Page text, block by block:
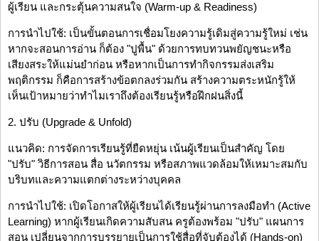
ผู้เรียน และกระตุ้นความสนใจ (Warm-up & Readiness)
การนำไปใช้: เป็นขั้นตอนการเชื่อมโยงความรู้เดิมสู่ความรู้ใหม่ เช่น
หากจะสอนการอ่าน ก็ต้อง "ปูพื้น" ด้วยการทบทวนพยัญชนะหรือ
เสียงสระให้แม่นยำก่อน หรือหากเป็นการทำกิจกรรมส่งเสริม
พฤติกรรม ก็คือการสร้างข้อตกลงร่วมกัน สร้างความตระหนักรู้ให้
เห็นเป้าหมายว่าทำไมเราถึงต้องเรียนรู้หรือฝึกฝนสิ่งนี้
2. ปรับ (Upgrade & Unfold)
แนวคิด: การจัดการเรียนรู้ที่ยืดหยุ่น เน้นผู้เรียนเป็นสำคัญ โดย
"ปรับ" วิธีการสอน สื่อ นวัตกรรม หรือสภาพแวดล้อมให้เหมาะสมกับ
บริบทและความแตกต่างระหว่างบุคคล
การนำไปใช้: เปิดโอกาสให้ผู้เรียนได้เรียนรู้ผ่านการลงมือทำ (Active
Learning) หากผู้เรียนเกิดความสับสน ครูต้องพร้อม "ปรับ" แผนการ
สอน เปลี่ยนจากการบรรยายเป็นการใช้สื่อที่จับต้องได้ (Hands-on)